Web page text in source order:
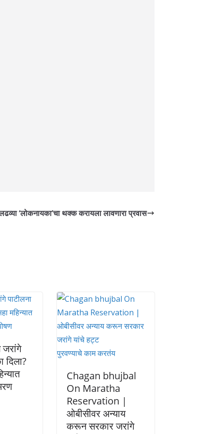
‘लोकनायका’चा थक्क करायला लावणारा प्रवास
दिला?
Chagan bhujbal
On Maratha
Reservation |
ओबीसीवर अन्याय
करून सरकार जरांगे